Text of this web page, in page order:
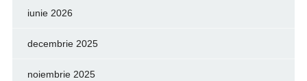
iunie 2026
decembrie 2025
noiembrie 2025